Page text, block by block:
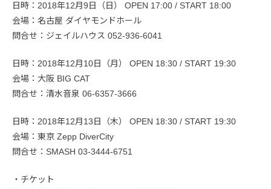
日時：2018年12月9日（日） OPEN 17:00 / START 18:00
会場：名古屋 ダイヤモンドホール
問合せ：ジェイルハウス 052-936-6041
日時：2018年12月10日（月） OPEN 18:30 / START 19:30
会場：大阪 BIG CAT
問合せ：清水音泉 06-6357-3666
日時：2018年12月13日（木） OPEN 18:30 / START 19:30
会場：東京 Zepp DiverCity
問合せ：SMASH 03-3444-6751
・チケット